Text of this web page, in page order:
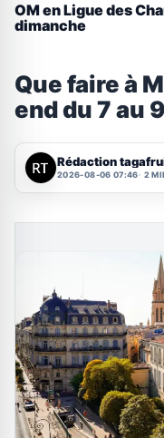
OM en Ligue des
dimanche
Que faire à
end du 7 au
Rédaction
2026-08-06 07:46 2